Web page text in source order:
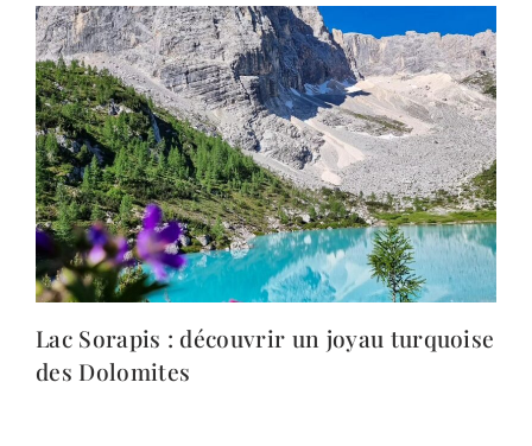
Lac Sorapis : découvrir un joyau turquoise
des Dolomites